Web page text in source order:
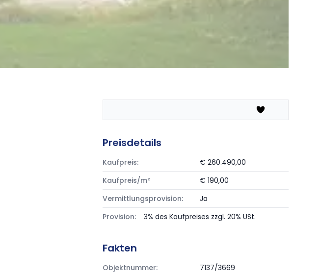
Preisdetails
Kaufpreis:
€ 260.490,00
Kaufpreis/m²
€ 190,00
Vermittlungsprovision:
Ja
Provision:
3% des Kaufpreises zzgl. 20% USt.
Fakten
Objektnummer:
7137/3669